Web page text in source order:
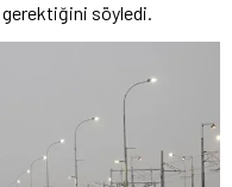
gerektiğini söyledi.